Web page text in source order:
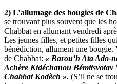
2) L’allumage des bougies de
se trouvant plus souvent que les
Chabbat en allumant vendredi
Les jeunes filles, et petites filles
bénédiction, allument une
de Chabbat: « Barou’h Ata Ado-
Achère Kidéchanou
Chabbat Kodèch ». (S’il ne se